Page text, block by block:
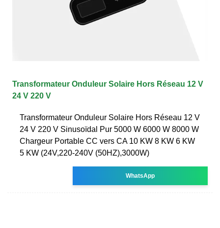
Transformateur Onduleur Solaire Hors Réseau 12 V
24 V 220 V
Transformateur Onduleur Solaire Hors Réseau 12 V
24 V 220 V Sinusoïdal Pur 5000 W 6000 W 8000 W
Chargeur Portable CC vers CA 10 KW 8 KW 6 KW
5 KW (24V,220-240V (50HZ),3000W)
WhatsApp